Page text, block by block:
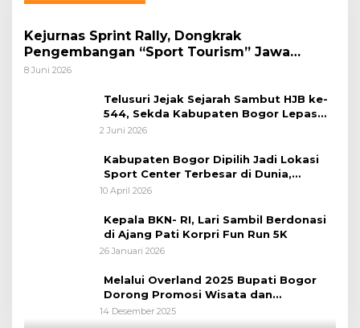
Kejurnas Sprint Rally, Dongkrak
Pengembangan “Sport Tourism” Jawa
Tengah
8 Juni 2026
Telusuri Jejak Sejarah Sambut HJB ke-
544, Sekda Kabupaten Bogor Lepas
Gowes Napak Tilas Bogor
2 Juni 2026
Kabupaten Bogor Dipilih Jadi Lokasi
Sport Center Terbesar di Dunia,
Peluang Tingkatkan Pertumbuhan
10 April 2026
Kepala BKN- RI, Lari Sambil Berdonasi
di Ajang Pati Korpri Fun Run 5K
26 Januari 2026
Melalui Overland 2025 Bupati Bogor
Dorong Promosi Wisata dan
Pelestarian Alam
14 Desember 2025